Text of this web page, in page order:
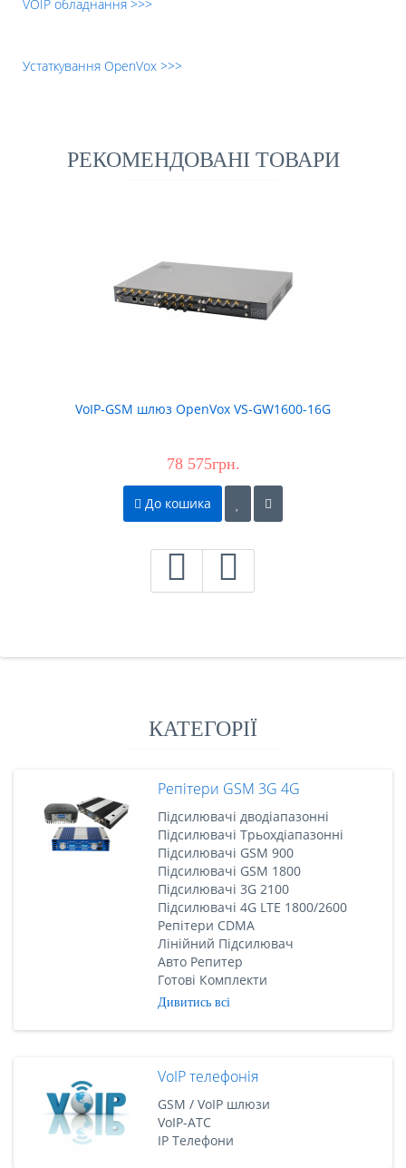
VOIP обладнання >>>
Устаткування OpenVox >>>
РЕКОМЕНДОВАНІ ТОВАРИ
VoIP-GSM шлюз OpenVox VS-GW1600-16G
78 575грн.
До кошика
КАТЕГОРІЇ
Репітери GSM 3G 4G
Підсилювачі дводіапазонні
Підсилювачі Трьохдіапазонні
Підсилювачі GSM 900
Підсилювачі GSM 1800
Підсилювачі 3G 2100
Підсилювачі 4G LTE 1800/2600
Репітери CDMA
Лінійний Підсилювач
Авто Репитер
Готові Комплекти
Дивитись всі
VoIP телефонія
GSM / VoIP шлюзи
VoIP-АТС
IP Телефони